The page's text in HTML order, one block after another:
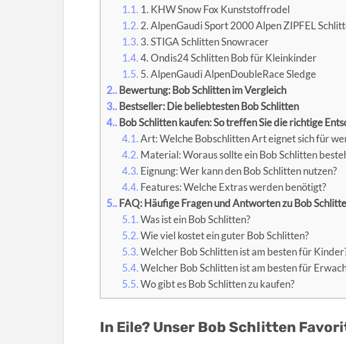
1.1. 1. KHW Snow Fox Kunststoffrodel
1.2. 2. AlpenGaudi Sport 2000 Alpen ZIPFEL
1.3. 3. STIGA Schlitten Snowracer
1.4.4. Ondis24 Schlitten Bob für Kleinkinder
1.5. 5. AlpenGaudi AlpenDoubleRace Sledge
2. Bewertung: Bob Schlitten im Vergleich
3. Bestseller: Die beliebtesten Bob Schlitten
4. Bob Schlitten kaufen: So treffen Sie die richtige
4.1.Art: Welche Bobschlitten Art eignet sich für
4.2. Material: Woraus sollte ein Bob Schlitten
4.3. Eignung: Wer kann den Bob Schlitten nutzen?
4.4. Features: Welche Extras werden benötigt?
5. FAQ: Häufige Fragen und Antworten zu Bob
5.1.Was ist ein Bob Schlitten?
5.2.Wie viel kostet ein guter Bob Schlitten?
5.3.Welcher Bob Schlitten ist am besten für
5.4.Welcher Bob Schlitten ist am besten für
5.5.Wo gibt es Bob Schlitten zu kaufen?
In Eile? Unser Bob Schlitten